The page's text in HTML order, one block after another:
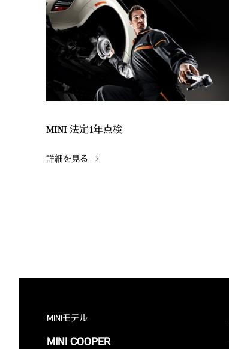
MINI 法定1年点検
詳細を見る
MINIモデル
MINI COOPER